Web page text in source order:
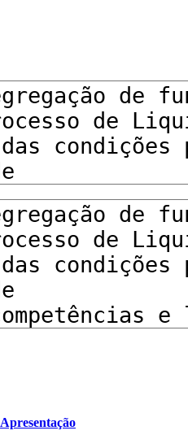
Apresentação